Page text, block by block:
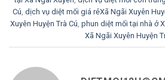
Cú, dịch vụ diệt mối giá rẻXã Ngãi Xuyên
Xuyên Huyện Trà Cú, phun diệt mối tại nhà ở
Xã Ngãi Xuyên Huyện